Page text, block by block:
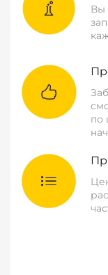
Вы
по